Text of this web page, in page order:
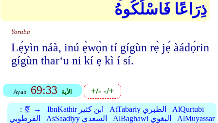
ذِرَاعًا فَاسْلُكُوهُ
Yoruba
Lẹ́yìn náà, inú ẹ̀wọ̀n tí gígùn rẹ̀ jẹ́ àádọ́rin
gígùn thar‘u ni kí ẹ kì í sí.
Ayah 69:33 الأية +/--/+
: 📗 → IbnKathir ابن كثير AtTabariy الطبري
AlQurtubi
القرطوبي
AsSaadiyy السعدي AlBaghawi البغوي
AlMuyassar